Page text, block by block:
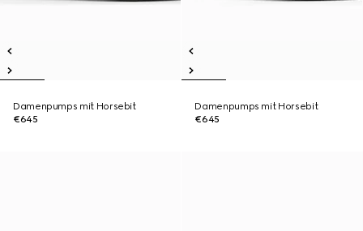
Damenpumps mit Horsebit
€645
Damenpumps mit Horsebit
€645